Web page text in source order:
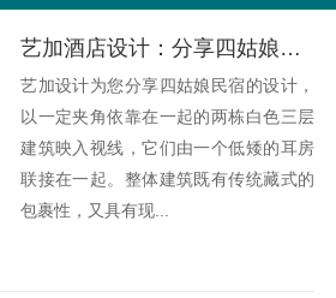
艺加酒店设计：分享四姑娘民宿酒店设计的观点
艺加设计为您分享四姑娘民宿的设计，
以一定夹角依靠在一起的两栋白色三层
建筑映入视线，它们由一个低矮的耳房
联接在一起。整体建筑既有传统藏式的
包裹性，又具有现...